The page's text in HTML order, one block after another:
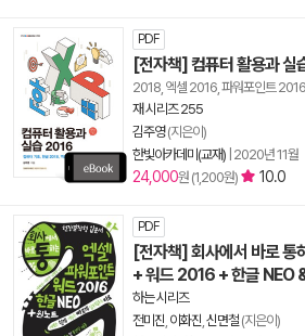
PDF
[전자책] 컴퓨터 활용과 실
2018, 엑셀 2016, 파워포인트 2016
재 시리즈 255
김주영(지은이)
한빛아카데미(교재) 2020년 11월
24,000원 (1,200원) 10.0
PDF
[전자책] 회사에서 바로 통
+ 워드 2016 + 한글 NEO
하는 시리즈
전미진 이화진 신면철 (지은이)